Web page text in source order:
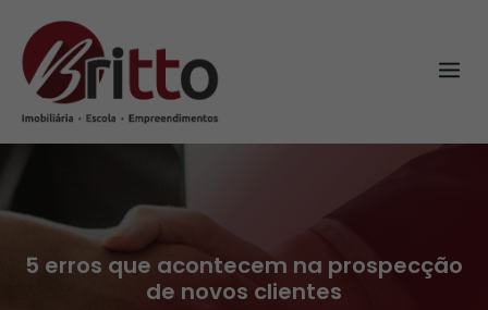
content
5 erros que acontecem na prospecção
de novos clientes